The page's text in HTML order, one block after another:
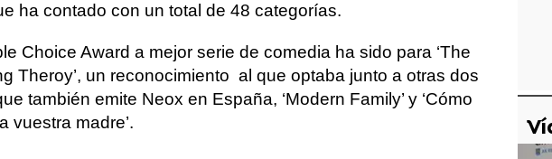
ha contado con un total de 48 categorías.
Choice Award a mejor serie de comedia ha sido para ‘The
Theroy’, un reconocimiento al que optaba junto a otras dos
también emite Neox en España, ‘Modern Family’ y ‘Cómo
vuestra madre’.